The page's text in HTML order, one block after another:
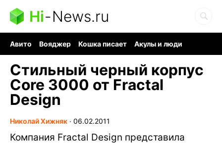
Hi-News.ru
Авито Вояджер Кошка писает
Акулы и люди
Стильный черный корпус
Core 3000 от Fractal
Design
Николай Хижняк ∙ 06.02.2011
Компания Fractal Design представила